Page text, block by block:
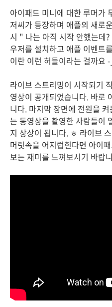
아이패드 미니에 대한 루머가
저씨가 등장하며 애플의 새로
시 " 나는 아직 시작 안했는데
우저를 설치하고 애플 이벤트
이란 이런 허들이라는 걸까요
라이브 스트리밍이 시작되기
영상이 공개되었습니다. 바로
니다. 마지막 장면에 전원을
는 동영상을 촬영한 사람들이
지 상상이 됩니다. ㅎ 라이브
머릿속을 어지럽힌다면 아이
보는 재미를 느껴보시기 바랍